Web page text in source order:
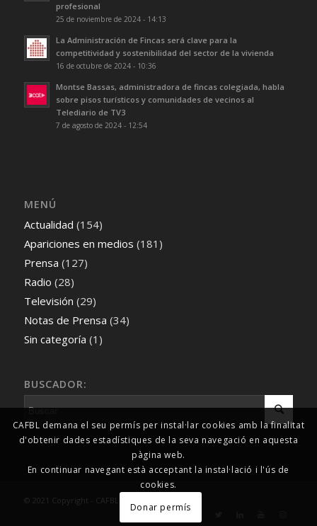
profesional
25 de noviembre de 2024 - 14:13
La Administración de Fincas será clave para la
competitividad y sostenibilidad del sector de la vivienda
16 de octubre de 2024 - 10:36
Montse Bassas, administradora de fincas colegiada, habla
sobre pisos turísticos y comunidades de vecinos al
Telediario de TV3
7 de agosto de 2024 - 12:54
MENÚ
Actualidad (154)
Apariciones en medios (181)
Prensa (127)
Radio (28)
Televisión (29)
Notas de Prensa (34)
Sin categoría (1)
BUSCADOR:
© 2021 Copyright - CAFBL Comunicació
CAFBL demana el seu permís per instal·lar cookies amb la finalitat
d'obtenir dades estadístiques de la seva navegació en aquesta
pàgina web.
En continuar navegant està acceptant la instal·lació i l'ús de
cookies.
Donar permís